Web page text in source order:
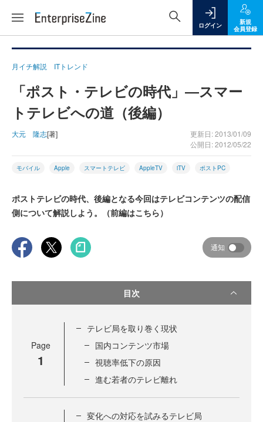
ログイン
新規
会員登録
月イチ解説 ITトレンド
「ポスト・テレビの時代」―スマー
トテレビへの道（後編）
大元 隆志[著]
更新日: 2013/01/09
公開日: 2012/05/22
モバイル Apple スマートテレビ AppleTV iTV ポストPC
ポストテレビの時代、後編となる今回はテレビコンテンツの配信
側について解説しよう。（前編はこちら）
通知
目次
Page
1
テレビ局を取り巻く現状
国内コンテンツ市場
視聴率低下の原因
進む若者のテレビ離れ
変化への対応を試みるテレビ局